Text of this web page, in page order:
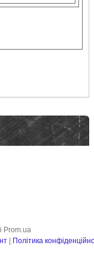
Prom.ua
Політика